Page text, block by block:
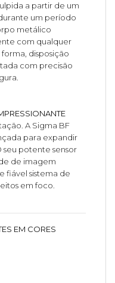
a partir de um
um período
metálico
com qualquer
disposição
com precisão
A Sigma BF
para expandir
seu potente sensor
de imagem
fiável sistema de
em foco.
EM CORES